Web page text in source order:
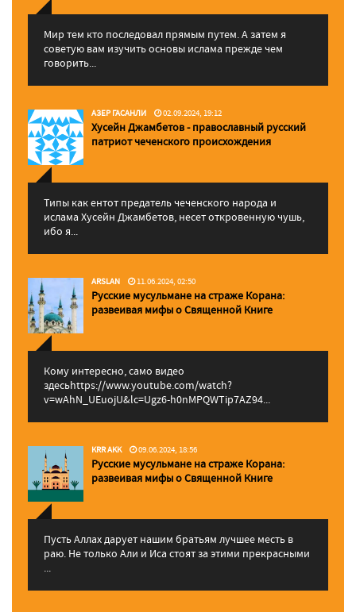
Мир тем кто последовал прямым путем. А затем я
советую вам изучить основы ислама прежде чем
говорить...
АЗЕР ГАСАНЛИ 02.09.2024, 19:12
Хусейн Джамбетов - православный русский
патриот чеченского происхождения
Типы как ентот предатель чеченского народа и
ислама Хусейн Джамбетов, несет откровенную чушь,
ибо я...
ARSLAN 11.06.2024, 02:50
Русские мусульмане на страже Корана:
pазвеивая мифы о Священной Книге
Кому интересно, само видео
здесьhttps://www.youtube.com/watch?
v=wAhN_UEuojU&lc=Ugz6-h0nMPQWTip7AZ94...
KRR AKK 09.06.2024, 18:56
Русские мусульмане на страже Корана:
pазвеивая мифы о Священной Книге
Пусть Аллах дарует нашим братьям лучшее месть в
раю. Не только Али и Иса стоят за этими прекрасными